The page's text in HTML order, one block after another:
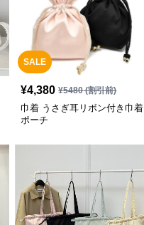
SALE
¥4,380 ¥5480(割引前)
巾着 うさぎ耳リボン付き巾着
ポーチ